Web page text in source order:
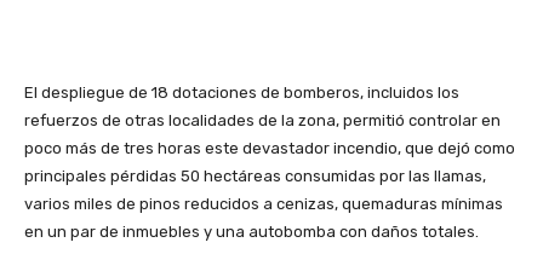
El despliegue de 18 dotaciones de bomberos, incluidos los
refuerzos de otras localidades de la zona, permitió controlar en
poco más de tres horas este devastador incendio, que dejó como
principales pérdidas 50 hectáreas consumidas por las llamas,
varios miles de pinos reducidos a cenizas, quemaduras mínimas
en un par de inmuebles y una autobomba con daños totales.